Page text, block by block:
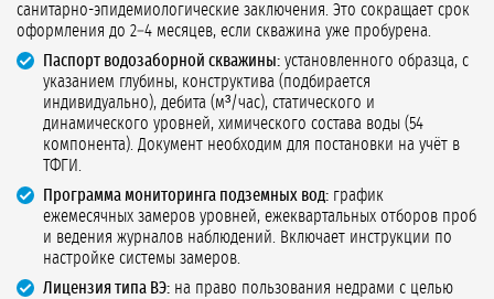
санитарно-эпидемиологические заключения. Это сокращает срок
оформления до 2–4 месяцев, если скважина уже пробурена.
Паспорт водозаборной скважины: установленного образца, с
указанием глубины, конструктива (подбирается
индивидуально), дебита (м³/час), статического и
динамического уровней, химического состава воды (54
компонента). Документ необходим для постановки на учёт в
ТФГИ.
Программа мониторинга подземных вод: график
ежемесячных замеров уровней, ежеквартальных отборов проб
и ведения журналов наблюдений. Включает инструкции по
настройке системы замеров.
Лицензия типа ВЭ: на право пользования недрами с целью